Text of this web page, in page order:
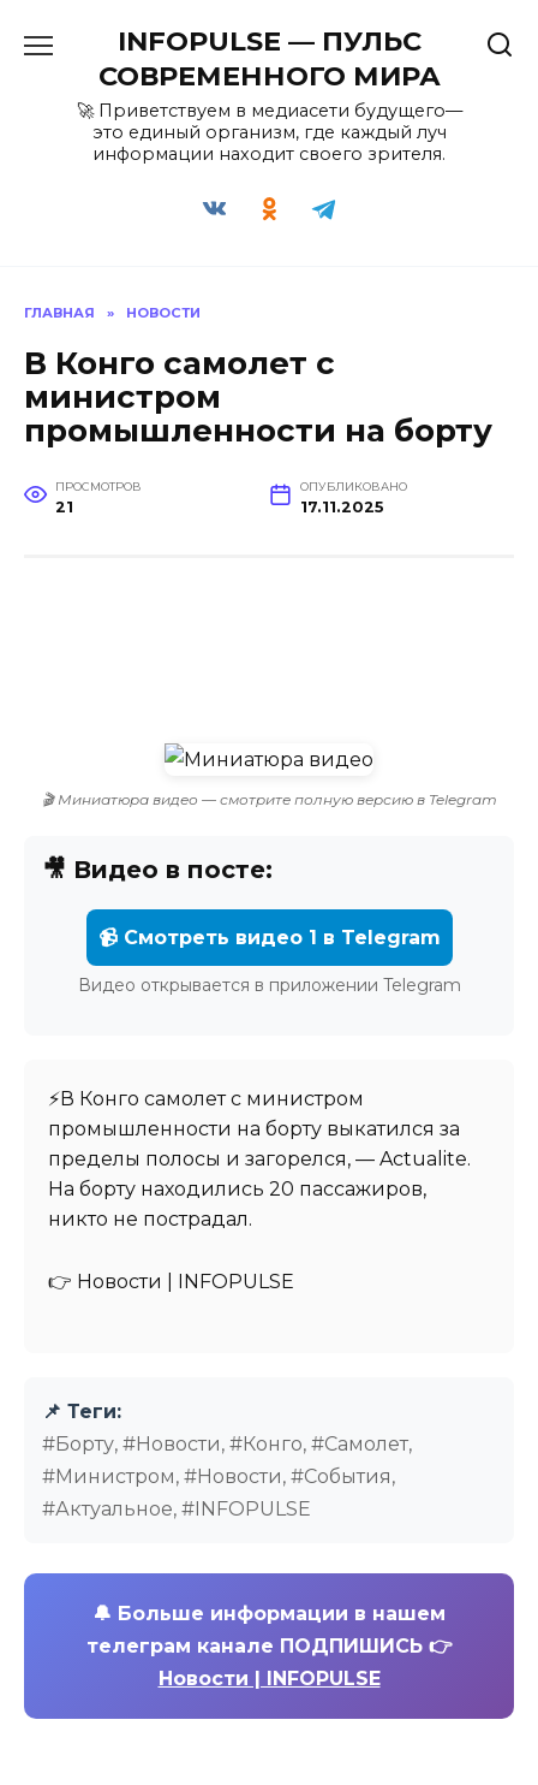
содержанию
INFOPULSE — ПУЛЬС
СОВРЕМЕННОГО МИРА
🚀 Приветствуем в медиасети будущего—
это единый организм, где каждый луч
информации находит своего зрителя.
ГЛАВНАЯ » НОВОСТИ
В Конго самолет с
министром
промышленности на борту
ПРОСМОТРОВ
21
ОПУБЛИКОВАНО
17.11.2025
🎬 Миниатюра видео — смотрите полную версию в Telegram
🎥 Видео в посте:
📹 Смотреть видео 1 в Telegram
Видео открывается в приложении Telegram
⚡️В Конго самолет с министром
промышленности на борту выкатился за
пределы полосы и загорелся, — Actualite.
На борту находились 20 пассажиров,
никто не пострадал.
👉 Новости | INFOPULSE⁩
📌 Теги:
#Борту, #Новости, #Конго, #Самолет,
#Министром, #Новости, #События,
#Актуальное, #INFOPULSE
🔔 Больше информации в нашем
телеграм канале ПОДПИШИСЬ 👉
Новости | INFOPULSE